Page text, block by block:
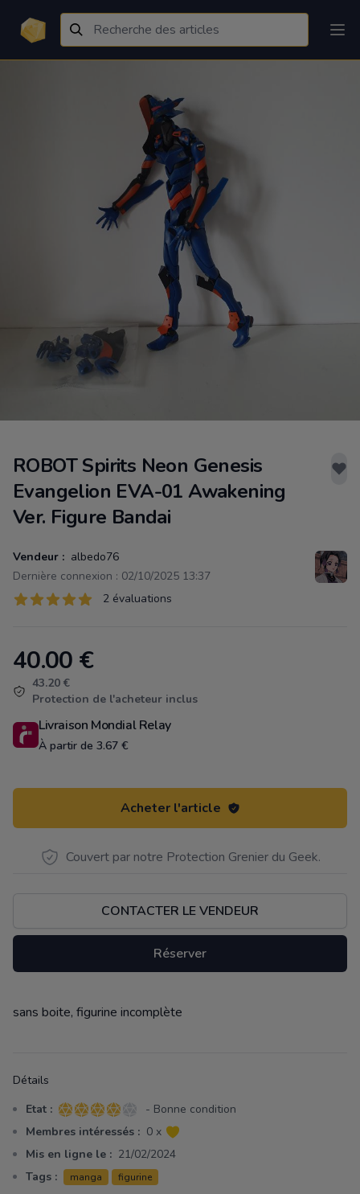
ROBOT Spirits Neon Genesis
Evangelion EVA-01 Awakening
Ver. Figure Bandai
Vendeur : albedo76
Dernière connexion : 02/10/2025 13:37
Évaluations
2 sur 5 étoiles 2 évaluations
Product information
40.00 €
43.20 €
Protection de l'acheteur inclus
Livraison Mondial Relay
À partir de 3.67 €
Acheter l'article
Couvert par notre Protection Grenier du Geek.
CONTACTER LE VENDEUR
Réserver
Description
sans boite, figurine incomplète
Détails
Etat : 4 sur 5 étoiles
- Bonne condition
Membres intéressés : 0 x
Mis en ligne le : 21/02/2024
Tags :
manga figurine